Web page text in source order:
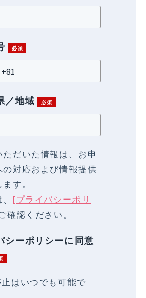
／地域
ただいた情報は、お申
の対応および情報提供
す。
[プライバシーポリ
確認ください。
シーポリシーに同意
はいつでも可能で